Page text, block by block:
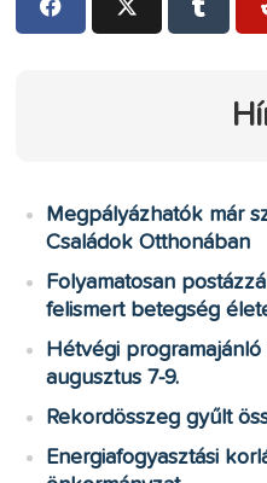
Megpályázhatók már
Családok Otthonában
Folyamatosan
felismert betegség
Hétvégi
augusztus 7-9.
Rekordösszeg gyűlt
Energiafogyasztási